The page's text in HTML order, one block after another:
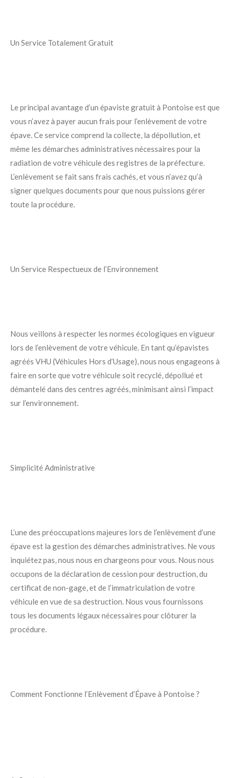
Un Service Totalement Gratuit
Le principal avantage d’un épaviste gratuit à Pontoise est que
vous n’avez à payer aucun frais pour l’enlèvement de votre
épave. Ce service comprend la collecte, la dépollution, et
même les démarches administratives nécessaires pour la
radiation de votre véhicule des registres de la préfecture.
L’enlèvement se fait sans frais cachés, et vous n’avez qu’à
signer quelques documents pour que nous puissions gérer
toute la procédure.
Un Service Respectueux de l’Environnement
Nous veillons à respecter les normes écologiques en vigueur
lors de l’enlèvement de votre véhicule. En tant qu’épavistes
agréés VHU (Véhicules Hors d’Usage), nous nous engageons à
faire en sorte que votre véhicule soit recyclé, dépollué et
démantelé dans des centres agréés, minimisant ainsi l’impact
sur l’environnement.
Simplicité Administrative
L’une des préoccupations majeures lors de l’enlèvement d’une
épave est la gestion des démarches administratives. Ne vous
inquiétez pas, nous nous en chargeons pour vous. Nous nous
occupons de la déclaration de cession pour destruction, du
certificat de non-gage, et de l’immatriculation de votre
véhicule en vue de sa destruction. Nous vous fournissons
tous les documents légaux nécessaires pour clôturer la
procédure.
Comment Fonctionne l’Enlèvement d’Épave à Pontoise ?